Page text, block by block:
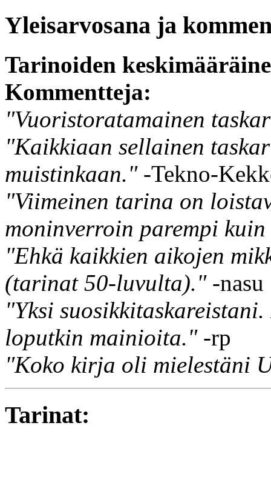
Yleisarvosana ja
Tarinoiden
Kommentteja:
"Vuoristoratamainen
"Kaikkiaan sellainen
muistinkaan."-Tekno-
"Viimeinen tarina on
moninverroin parempi
"Ehkä kaikkien aikojen
(tarinat 50-luvulta)."-nasu
"Yksi
loputkin mainioita."-rp
"Koko kirja oli mielestäni
Tarinat: